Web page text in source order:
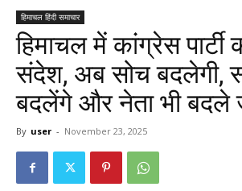
हिमाचल हिंदी समाचार
हिमाचल में कांग्रेस पार्टी
संदेश, अब सोच बदलेगी,
बदलेंगे और नेता भी बदले
By user - November 23, 2025